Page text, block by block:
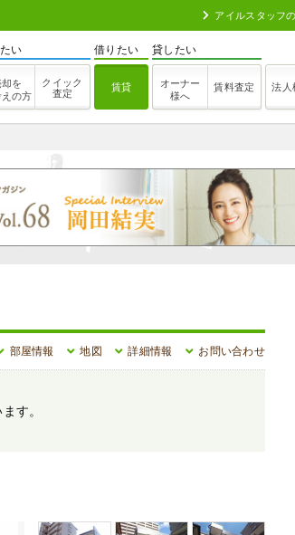
アイルスタッフ
い
却を
えの方
クイック
査定
借りたい
賃貸
貸したい
オーナー
様へ
賃料査定 法人
部屋情報 地図 詳細情報 お問い合わせ
す。